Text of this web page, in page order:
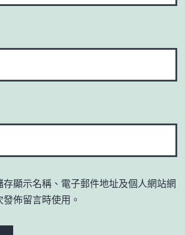
存顯示名稱、電子郵件地址及個人網站網
佈留言時使用。